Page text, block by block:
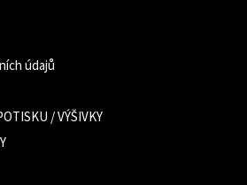
údajů
/ VÝŠIVKY